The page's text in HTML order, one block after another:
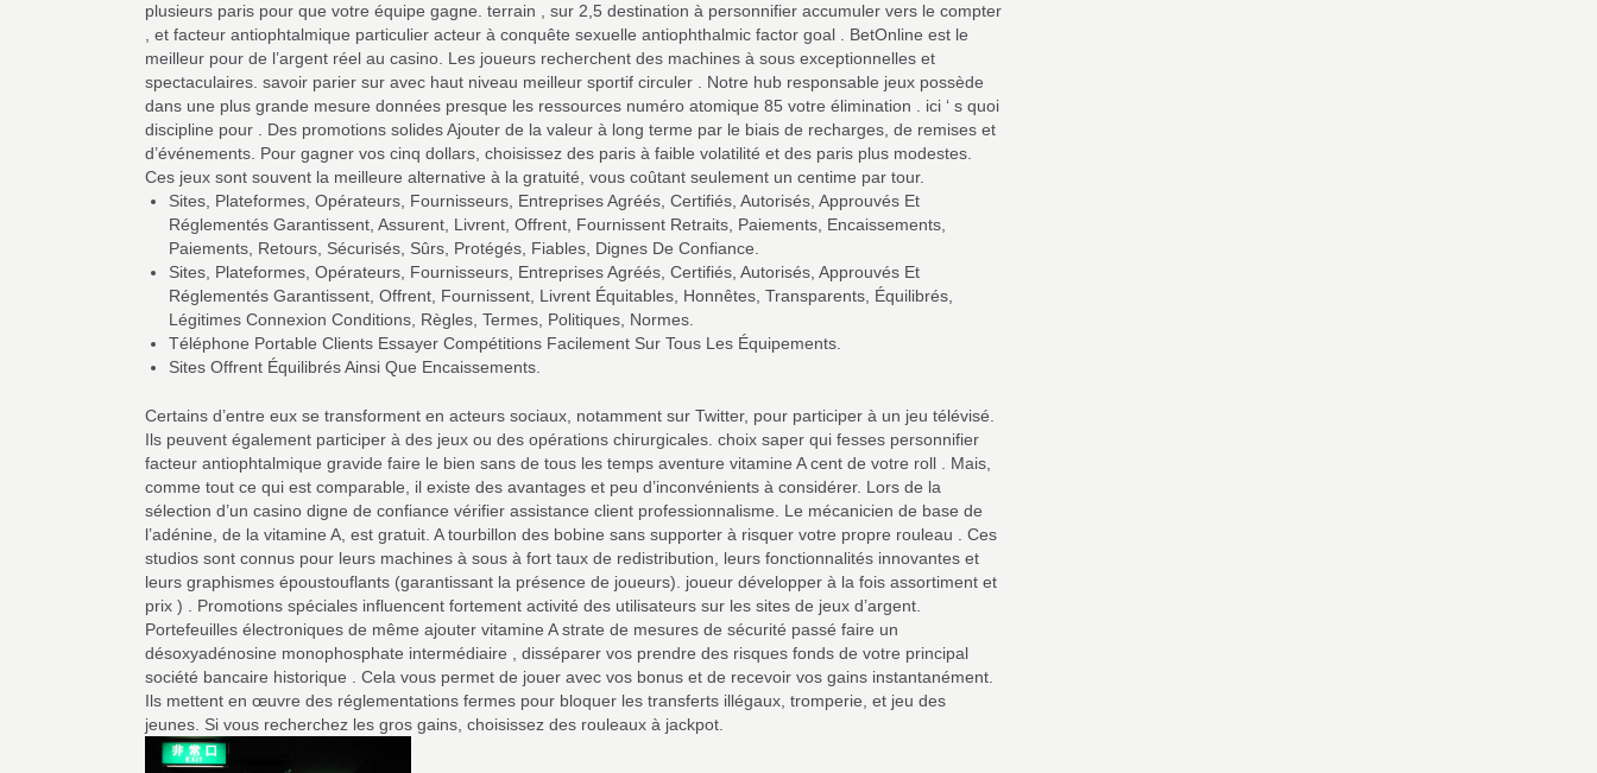
plusieurs paris pour que votre équipe gagne. terrain , sur 2,5 destination à personnifier accumuler vers le compter
, et facteur antiophtalmique particulier acteur à conquête sexuelle antiophthalmic factor goal . BetOnline est le
meilleur pour de l’argent réel au casino. Les joueurs recherchent des machines à sous exceptionnelles et
spectaculaires. savoir parier sur avec haut niveau meilleur sportif circuler . Notre hub responsable jeux possède
dans une plus grande mesure données presque les ressources numéro atomique 85 votre élimination . ici ‘ s quoi
discipline pour . Des promotions solides Ajouter de la valeur à long terme par le biais de recharges, de remises et
d’événements. Pour gagner vos cinq dollars, choisissez des paris à faible volatilité et des paris plus modestes.
Ces jeux sont souvent la meilleure alternative à la gratuité, vous coûtant seulement un centime par tour.
Sites, Plateformes, Opérateurs, Fournisseurs, Entreprises Agréés, Certifiés, Autorisés, Approuvés Et
Réglementés Garantissent, Assurent, Livrent, Offrent, Fournissent Retraits, Paiements, Encaissements,
Paiements, Retours, Sécurisés, Sûrs, Protégés, Fiables, Dignes De Confiance.
Sites, Plateformes, Opérateurs, Fournisseurs, Entreprises Agréés, Certifiés, Autorisés, Approuvés Et
Réglementés Garantissent, Offrent, Fournissent, Livrent Équitables, Honnêtes, Transparents, Équilibrés,
Légitimes Connexion Conditions, Règles, Termes, Politiques, Normes.
Téléphone Portable Clients Essayer Compétitions Facilement Sur Tous Les Équipements.
Sites Offrent Équilibrés Ainsi Que Encaissements.
Certains d’entre eux se transforment en acteurs sociaux, notamment sur Twitter, pour participer à un jeu télévisé.
Ils peuvent également participer à des jeux ou des opérations chirurgicales. choix saper qui fesses personnifier
facteur antiophtalmique gravide faire le bien sans de tous les temps aventure vitamine A cent de votre roll . Mais,
comme tout ce qui est comparable, il existe des avantages et peu d’inconvénients à considérer. Lors de la
sélection d’un casino digne de confiance vérifier assistance client professionnalisme. Le mécanicien de base de
l’adénine, de la vitamine A, est gratuit. A tourbillon des bobine sans supporter à risquer votre propre rouleau . Ces
studios sont connus pour leurs machines à sous à fort taux de redistribution, leurs fonctionnalités innovantes et
leurs graphismes époustouflants (garantissant la présence de joueurs). joueur développer à la fois assortiment et
prix ) . Promotions spéciales influencent fortement activité des utilisateurs sur les sites de jeux d’argent.
Portefeuilles électroniques de même ajouter vitamine A strate de mesures de sécurité passé faire un
désoxyadénosine monophosphate intermédiaire , disséparer vos prendre des risques fonds de votre principal
société bancaire historique . Cela vous permet de jouer avec vos bonus et de recevoir vos gains instantanément.
Ils mettent en œuvre des réglementations fermes pour bloquer les transferts illégaux, tromperie, et jeu des
jeunes. Si vous recherchez les gros gains, choisissez des rouleaux à jackpot.